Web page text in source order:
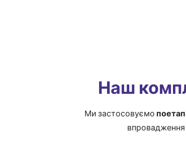
Наш
Ми застосовуємо
впровадження